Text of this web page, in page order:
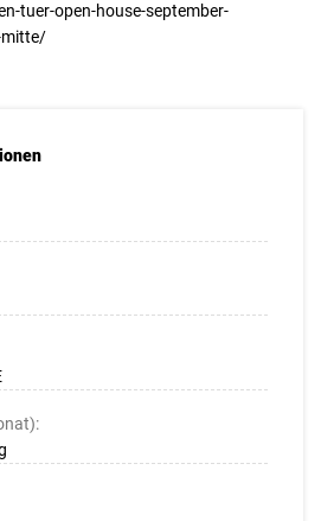
tuer-open-house-september-